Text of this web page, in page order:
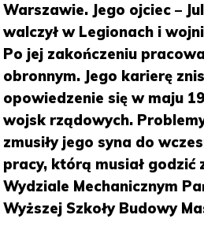
Warszawie. Jego ojciec –
walczył w Legionach i
Po jej zakończeniu
obronnym. Jego karierę
opowiedzenie się w maju
wojsk rządowych.
zmusiły jego syna do
pracy, którą musiał godzić
Wydziale Mechanicznym
Wyższej Szkoły Budowy